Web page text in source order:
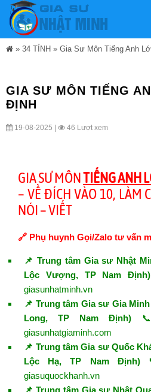
» 34 TỈNH » Gia Sư Môn Tiếng Anh
GIA SƯ MÔN TIẾNG
ĐỊNH
19-08-2025 | 46 Lượt xem
GIA SƯ MÔNTIẾNG ANH
– VỀ ĐÍCH VÀO 10, LÀM
NÓI – VIẾT
🔗 Phụ huynh Gọi/Zalo tư vấn
📌 Trung tâm Gia sư Nhật
Lộc Vượng, TP Nam Định)
giasunhatminh.vn
📌 Trung tâm Gia sư Gia
Long, TP Nam Định) 📞
giasunhatgiaminh.com
📌 Trung tâm Gia sư Quốc
Lộc Hạ, TP Nam Định)
giasuquockhanh.vn
📌 Trung tâm Gia sư Nhật